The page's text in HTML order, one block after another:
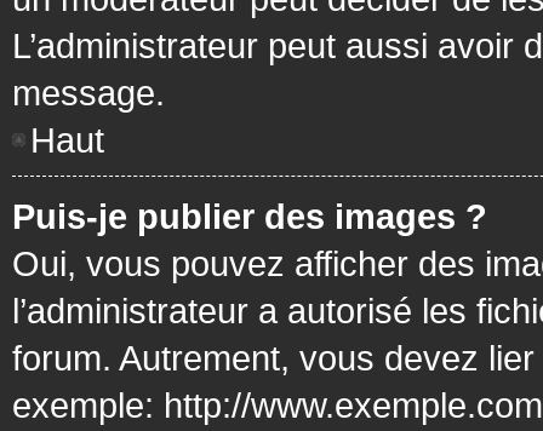
L’administrateur peut aussi avoir
message.
Haut
Puis-je publier des images ?
Oui, vous pouvez afficher des
l’administrateur a autorisé les
forum. Autrement, vous devez
exemple: http://